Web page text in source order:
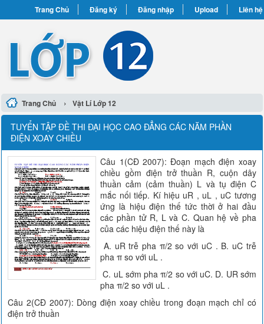
Trang Chủ Đăng ký Đăng nhập Upload Liên hệ
Trang Chủ › Vật Lí Lớp 12
TUYỂN TẬP ĐỀ THI ĐẠI HỌC CAO ĐẲNG CÁC NĂM PHẦN
ĐIỆN XOAY CHIỀU
Câu 1(CĐ 2007): Đoạn mạch điện xoay
chiều gồm điện trở thuần R, cuộn dây
thuần cảm (cảm thuần) L và tụ điện C
mắc nối tiếp. Kí hiệu uR , uL , uC tương
ứng là hiệu điện thế tức thời ở hai đầu
các phần tử R, L và C. Quan hệ về pha
của các hiệu điện thế này là
A. uR trễ pha π/2 so với uC . B. uC trễ
pha π so với uL .
C. uL sớm pha π/2 so với uC. D. UR sớm
pha π/2 so với uL .
Câu 2(CĐ 2007): Dòng điện xoay chiều trong đoạn mạch chỉ có
điện trở thuần